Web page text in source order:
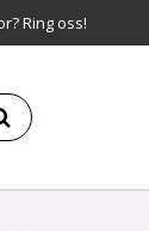
Ring oss!